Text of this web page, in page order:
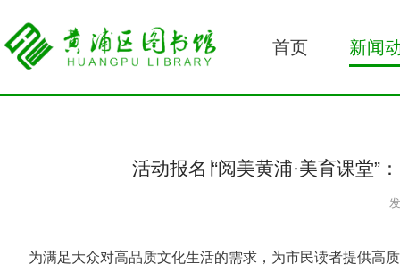
首页 新闻
活动报名∣“阅美黄浦·美育课堂
为满足大众对高品质文化生活的需求，为市民读者提供高